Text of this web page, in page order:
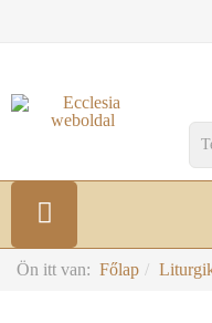
Ön itt van: Főlap